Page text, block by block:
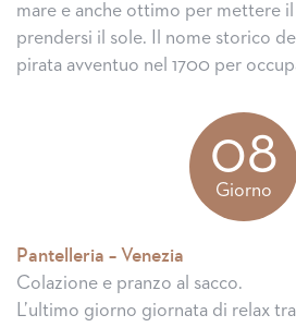
mare e anche ottimo per mettere
prendersi il sole. Il nome storico
pirata avventuo nel 1700 per
08
Giorno
Pantelleria – Venezia
Colazione e pranzo al sacco.
L’ultimo giorno giornata di relax